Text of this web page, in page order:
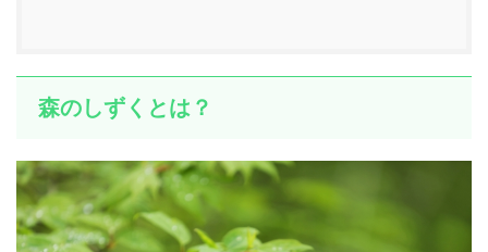
森のしずくとは？